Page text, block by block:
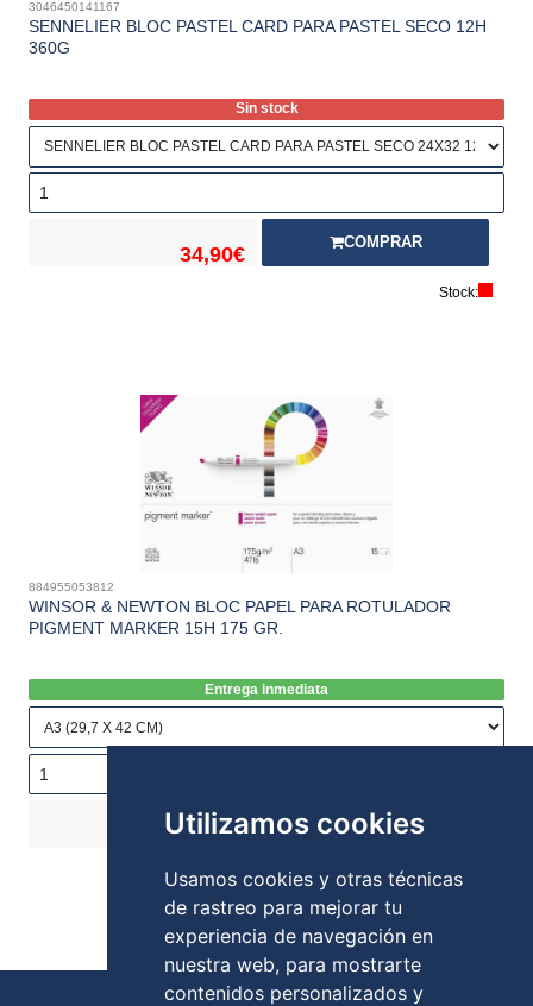
Utilizamos cookies
Usamos cookies y otras técnicas
de rastreo para mejorar tu
experiencia de navegación en
nuestra web, para mostrarte
contenidos personalizados y
3046450141167
SENNELIER BLOC PASTEL CARD PARA PASTEL SECO 12H
360G
Sin stock
34,90€
COMPRAR
Stock:
884955053812
WINSOR & NEWTON BLOC PAPEL PARA ROTULADOR
PIGMENT MARKER 15H 175 GR.
Entrega inmediata
19,40€
COMPRAR
Stock: